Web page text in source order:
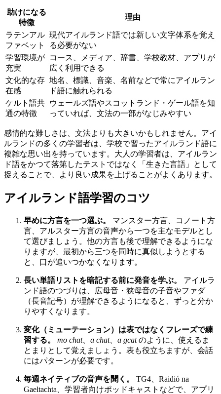
助けになる
特徴
理由
ラテンアル
ファベット
現代アイルランド語では新しい文字体系を覚え
る必要がない
学習環境が
充実
コース、メディア、辞書、学校教材、アプリが
広く利用できる
文化的な存
在感
地名、標識、音楽、名前などで常にアイルラン
ド語に触れられる
ケルト語共
通の特徴
ウェールズ語やスコットランド・ゲール語を知
っていれば、文法の一部がなじみやすい
感情的な難しさは、文法よりも大きいかもしれません。アイ
ルランドの多くの学習者は、学校で習ったアイルランド語に
複雑な思い出を持っています。大人の学習者は、アイルラン
ド語をかつて落第したテストではなく「生きた言語」として
捉えることで、より良い成果を上げることがよくあります。
アイルランド語学習のコツ
早めに方言を一つ選ぶ。
マンスター方言、コノート方
言、アルスター方言の音声から一つを主なモデルとし
て選びましょう。他の方言も後で理解できるようにな
りますが、最初から三つを同時に真似しようとする
と、口が追いつかなくなります。
長い単語リストを暗記する前に発音を学ぶ。
アイルラ
ンド語のつづりは、広母音・狭母音の子音やファダ
（長音記号）が理解できるようになると、ずっと分か
りやすくなります。
変化（ミューテーション）は表ではなくフレーズで練
習する。
mo chat、 a chat、 a gcatのように、使えるま
とまりとして覚えましょう。表も役立ちますが、会話
にはパターンが必要です。
毎週ネイティブの音声を聞く。
TG4、Raidió na
Gaeltachta、学習者向けポッドキャストなどで、アプリ